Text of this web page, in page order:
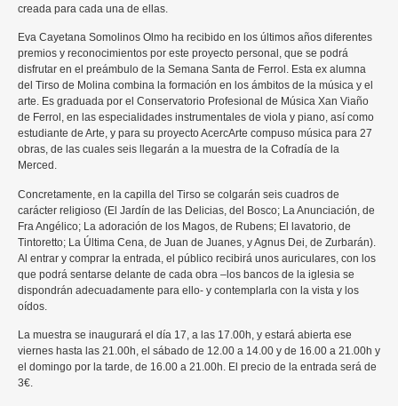
creada para cada una de ellas.
Eva Cayetana Somolinos Olmo ha recibido en los últimos años diferentes
premios y reconocimientos por este proyecto personal, que se podrá
disfrutar en el preámbulo de la Semana Santa de Ferrol. Esta ex alumna
del Tirso de Molina combina la formación en los ámbitos de la música y el
arte. Es graduada por el Conservatorio Profesional de Música Xan Viaño
de Ferrol, en las especialidades instrumentales de viola y piano, así como
estudiante de Arte, y para su proyecto AcercArte compuso música para 27
obras, de las cuales seis llegarán a la muestra de la Cofradía de la
Merced.
Concretamente, en la capilla del Tirso se colgarán seis cuadros de
carácter religioso (El Jardín de las Delicias, del Bosco; La Anunciación, de
Fra Angélico; La adoración de los Magos, de Rubens; El lavatorio, de
Tintoretto; La Última Cena, de Juan de Juanes, y Agnus Dei, de Zurbarán).
Al entrar y comprar la entrada, el público recibirá unos auriculares, con los
que podrá sentarse delante de cada obra –los bancos de la iglesia se
dispondrán adecuadamente para ello- y contemplarla con la vista y los
oídos.
La muestra se inaugurará el día 17, a las 17.00h, y estará abierta ese
viernes hasta las 21.00h, el sábado de 12.00 a 14.00 y de 16.00 a 21.00h y
el domingo por la tarde, de 16.00 a 21.00h. El precio de la entrada será de
3€.